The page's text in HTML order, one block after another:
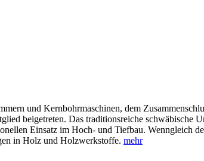
und Kernbohrmaschinen, dem
beigetreten. Das traditionsreiche
Einsatz im Hoch- und Tiefbau. Wenngleich
in Holz und Holzwerkstoffe. mehr